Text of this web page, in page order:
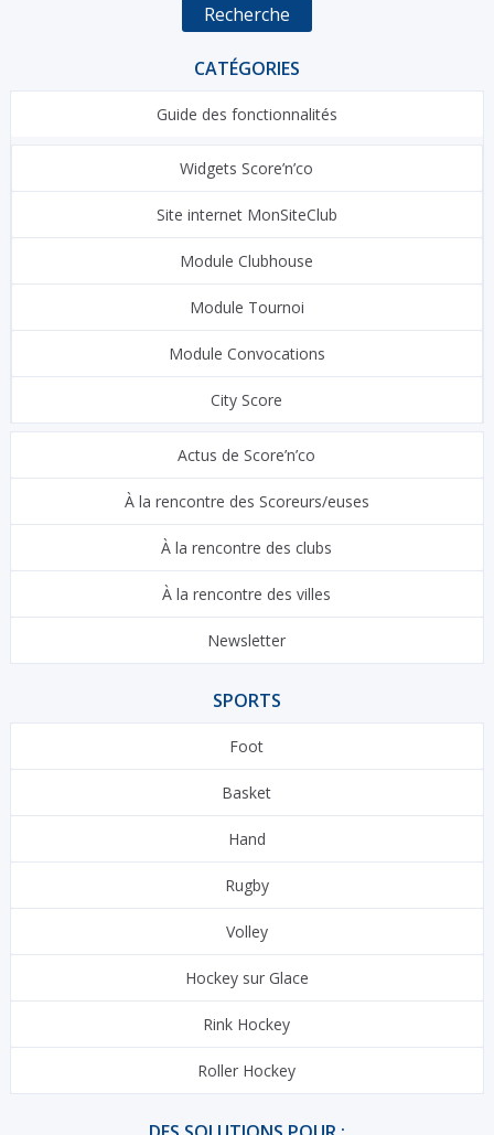
Recherche
CATÉGORIES
Guide des fonctionnalités
Widgets Score’n’co
Site internet MonSiteClub
Module Clubhouse
Module Tournoi
Module Convocations
City Score
Actus de Score’n’co
À la rencontre des Scoreurs/euses
À la rencontre des clubs
À la rencontre des villes
Newsletter
SPORTS
Foot
Basket
Hand
Rugby
Volley
Hockey sur Glace
Rink Hockey
Roller Hockey